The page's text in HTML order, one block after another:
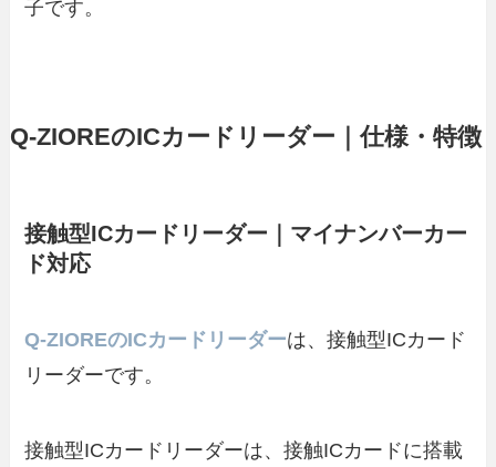
子です。
Q-ZIOREのICカードリーダー｜仕様・特徴
接触型ICカードリーダー｜マイナンバーカー
ド対応
Q-ZIOREのICカードリーダーは、接触型ICカード
リーダーです。
接触型ICカードリーダーは、接触ICカードに搭載